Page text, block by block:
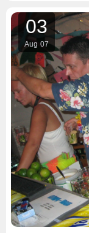
03
Aug 07